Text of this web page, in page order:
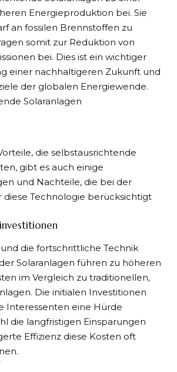
Energieproduktion bei. Sie
an fossilen Brennstoffen zu
somit zur Reduktion von
bei. Dies ist ein wichtiger
einer nachhaltigeren Zukunft und
der globalen Energiewende.
die selbstausrichtende
gibt es auch einige
und Nachteile, die bei der
diese Technologie berücksichtigt
die fortschrittliche Technik
Solaranlagen führen zu höheren
im Vergleich zu traditionellen,
Die initialen Investitionen
Interessenten eine Hürde
die langfristigen Einsparungen
Effizienz diese Kosten oft